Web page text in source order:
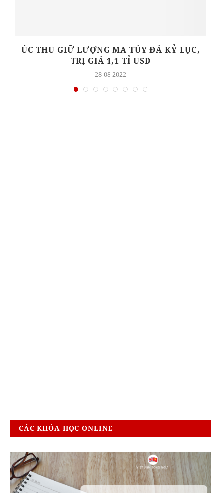
ÚC THU GIỮ LƯỢNG MA TÚY ĐÁ KỶ LỤC,
TRỊ GIÁ 1,1 TỈ USD
28-08-2022
CÁC KHÓA HỌC ONLINE